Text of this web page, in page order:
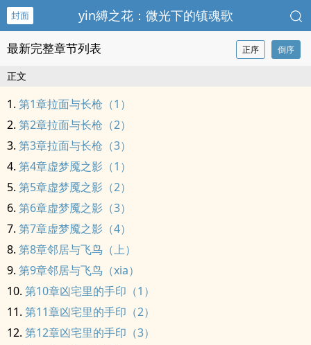
封面 yin縛之花：微光下的镇魂歌
最新完整章节列表 正序 倒序
正文
第1章拉面与长枪（1）
第2章拉面与长枪（2）
第3章拉面与长枪（3）
第4章虚梦魇之影（1）
第5章虚梦魇之影（2）
第6章虚梦魇之影（3）
第7章虚梦魇之影（4）
第8章邻居与飞鸟（上）
第9章邻居与飞鸟（xia）
第10章凶宅里的手印（1）
第11章凶宅里的手印（2）
第12章凶宅里的手印（3）